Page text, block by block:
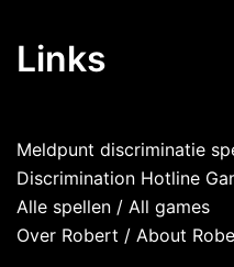
Links
Meldpunt discriminatie
Discrimination Hotline
Alle spellen / All games
Over Robert / About